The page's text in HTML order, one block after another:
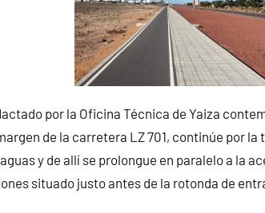
por la Oficina Técnica de Yaiza
de la carretera LZ 701, continúe por la
y de allí se prolongue en paralelo a la
situado justo antes de la rotonda de